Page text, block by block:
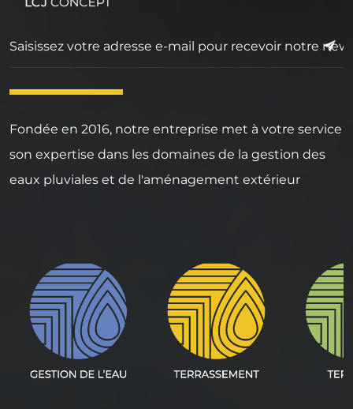
▬▬▬▬▬▬
Fondée en 2016, notre entreprise met à votre service
son expertise dans les domaines de la gestion des
eaux pluviales et de l'aménagement extérieur